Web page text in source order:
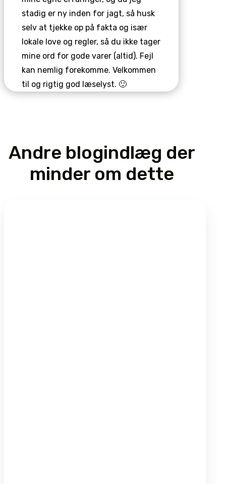
stadig er ny inden for jagt, så husk
selv at tjekke op på fakta og især
lokale love og regler, så du ikke tager
mine ord for gode varer (altid). Fejl
kan nemlig forekomme. Velkommen
til og rigtig god læselyst. 🙂
Andre blogindlæg der
minder om dette